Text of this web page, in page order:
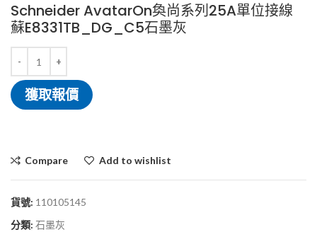
Schneider AvatarOn奐尚系列25A單位接線
蘇E8331TB_DG_C5石墨灰
獲取報價
Compare Add to wishlist
貨號: 110105145
分類: 石墨灰